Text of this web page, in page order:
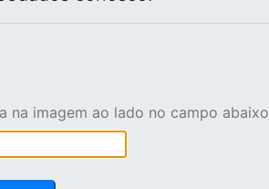
na imagem ao lado no campo abaixo